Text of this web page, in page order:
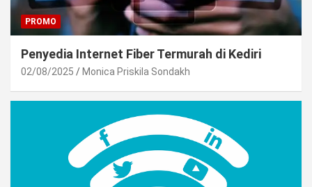
PROMO
Penyedia Internet Fiber Termurah di Kediri
02/08/2025 Monica Priskila Sondakh